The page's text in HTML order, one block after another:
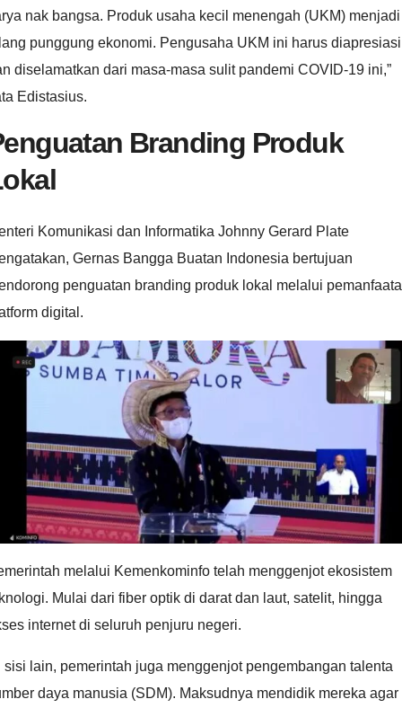
nak bangsa. Produk usaha kecil menengah (UKM) menjadi
punggung ekonomi. Pengusaha UKM ini harus diapresiasi
diselamatkan dari masa-masa sulit pandemi COVID-19 ini,”
Edistasius.
Branding Produk
Komunikasi dan Informatika Johnny Gerard Plate
Gernas Bangga Buatan Indonesia bertujuan
penguatan branding produk lokal melalui
digital.
melalui Kemenkominfo telah menggenjot ekosistem
Mulai dari fiber optik di darat dan laut, satelit, hingga
internet di seluruh penjuru negeri.
sisi lain, pemerintah juga menggenjot pengembangan talenta
daya manusia (SDM). Maksudnya mendidik mereka agar